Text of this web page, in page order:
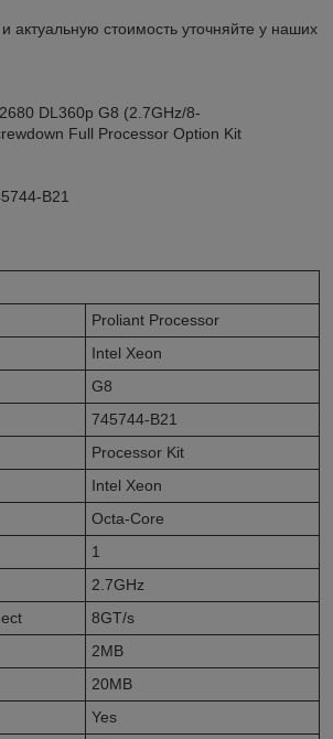
актуальную стоимость уточняйте у наших
DL360p G8 (2.7GHz/8-
Full Processor Option Kit
B21
Proliant Processor
Intel Xeon
G8
745744-B21
Processor Kit
Intel Xeon
Octa-Core
1
2.7GHz
8GT/s
2MB
20MB
Yes